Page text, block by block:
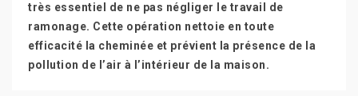
très essentiel de ne pas négliger le travail de
ramonage. Cette opération nettoie en toute
efficacité la cheminée et prévient la présence de la
pollution de l’air à l’intérieur de la maison.